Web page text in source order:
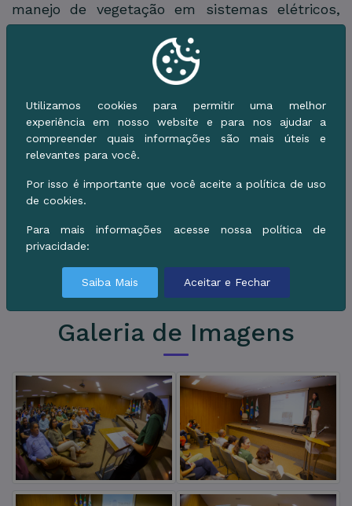
manejo de vegetação em sistemas elétricos,
drenagem urbana e saneamento ambiental. As
atividades reúnem especialistas de instituições
públicas e privadas, fortalecendo o diálogo
preparada diante dos desafios climáticos.
A Semana do Meio Ambiente 2026 segue com
conscientização ambiental, reforçando o
a preservação dos recursos naturais, a
sustentabilidade e a construção de uma cidade
mais verde, resiliente e preparada para o futuro.
Galeria de Imagens
Utilizamos cookies para permitir uma melhor
experiência em nosso website e para nos ajudar a
compreender quais informações são mais úteis e
relevantes para você.
Por isso é importante que você aceite a política de uso
de cookies.
Para mais informações acesse nossa política de
privacidade:
Saiba Mais Aceitar e Fechar